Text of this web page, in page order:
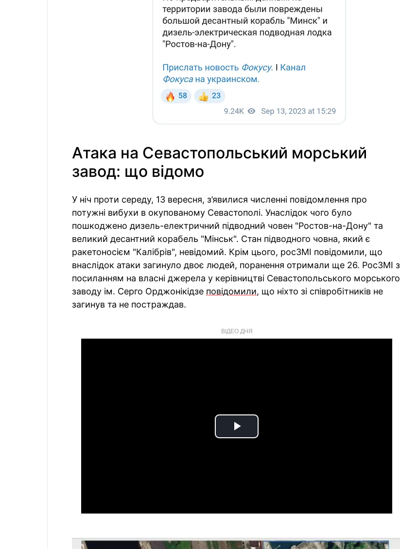
Атака на Севастопольський морський
завод: що відомо
У ніч проти середу, 13 вересня, з’явилися численні повідомлення про
потужні вибухи в окупованому Севастополі. Унаслідок чого було
пошкоджено дизель-електричний підводний човен "Ростов-на-Дону" та
великий десантний корабель "Мінськ". Стан підводного човна, який є
ракетоносієм "Калібрів", невідомий. Крім цього, росЗМІ повідомили, що
внаслідок атаки загинуло двоє людей, поранення отримали ще 26. РосЗМІ з
посиланням на власні джерела у керівництві Севастопольського морського
заводу ім. Серго Орджонікідзе повідомили, що ніхто зі співробітників не
загинув та не постраждав.
ВІДЕО ДНЯ
Play